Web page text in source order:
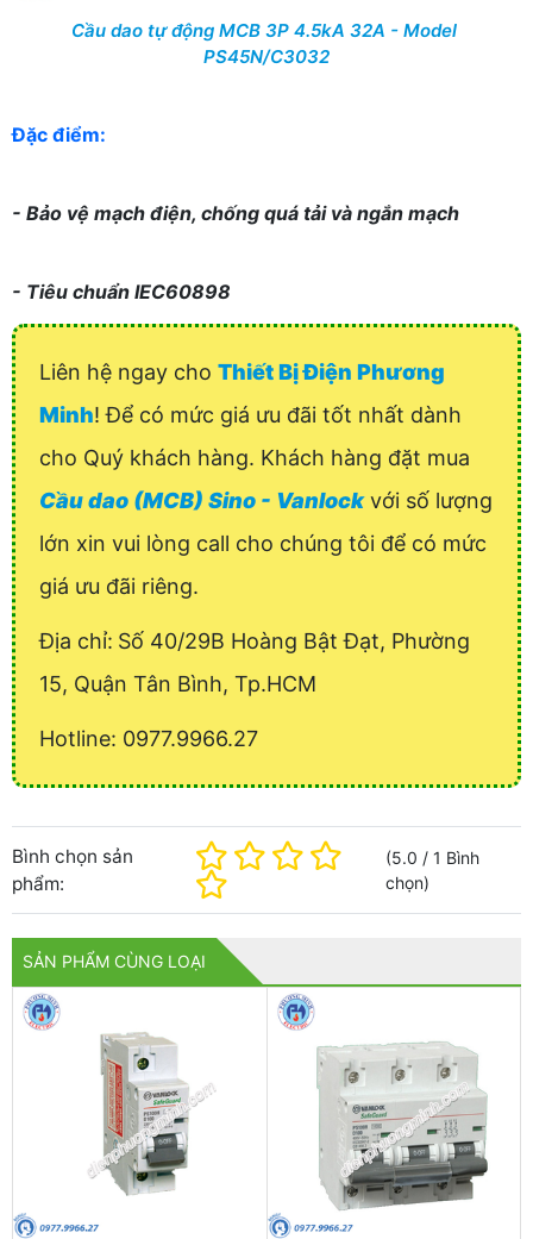
Cầu dao tự động MCB 3P 4.5kA 32A - Model
PS45N/C3032
Đặc điểm:
- Bảo vệ mạch điện, chống quá tải và ngắn mạch
- Tiêu chuẩn IEC60898
Liên hệ ngay cho Thiết Bị Điện Phương
Minh! Để có mức giá ưu đãi tốt nhất dành
cho Quý khách hàng. Khách hàng đặt mua
Cầu dao (MCB) Sino - Vanlockvới số lượng
lớn xin vui lòng call cho chúng tôi để có mức
giá ưu đãi riêng.
Địa chỉ: Số 40/29B Hoàng Bật Đạt, Phường
15, Quận Tân Bình, Tp.HCM
Hotline: 0977.9966.27
Bình chọn sản
phẩm:
(5.0 /1 Bình
chọn)
SẢN PHẨM CÙNG LOẠI